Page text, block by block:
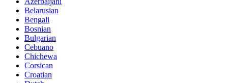
Belarusian
Bengali
Bosnian
Bulgarian
Cebuano
Chichewa
Corsican
Croatian